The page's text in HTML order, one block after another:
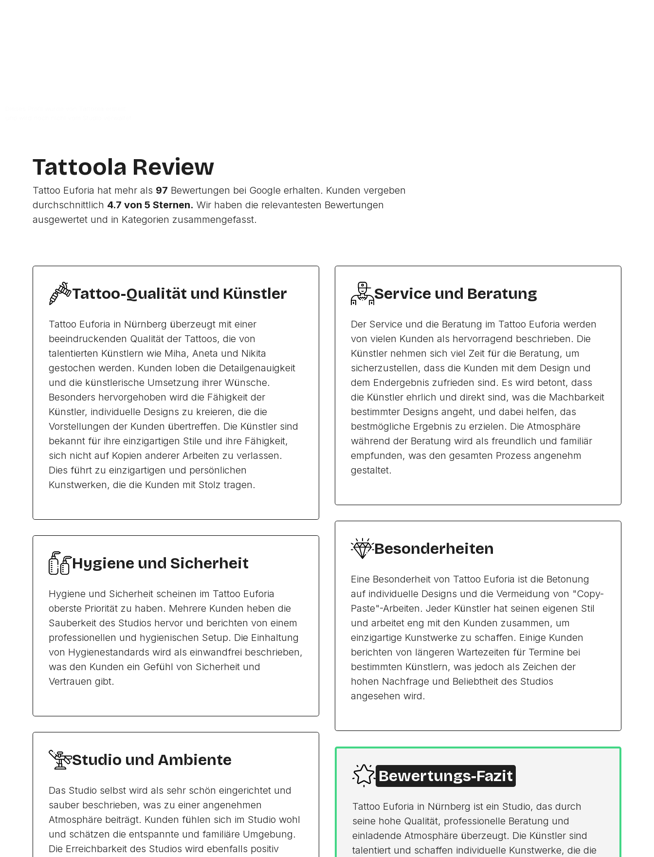
Tattoola Review
Tattoo Euforia hat mehr als 97 Bewertungen bei Google erhalten. Kunden vergeben
durchschnittlich 4.7 von 5 Sternen. Wir haben die relevantesten Bewertungen
ausgewertet und in Kategorien zusammengefasst.
Tattoo-Qualität und Künstler
Tattoo Euforia in Nürnberg überzeugt mit einer
beeindruckenden Qualität der Tattoos, die von
talentierten Künstlern wie Miha, Aneta und Nikita
gestochen werden. Kunden loben die Detailgenauigkeit
und die künstlerische Umsetzung ihrer Wünsche.
Besonders hervorgehoben wird die Fähigkeit der
Künstler, individuelle Designs zu kreieren, die die
Vorstellungen der Kunden übertreffen. Die Künstler sind
bekannt für ihre einzigartigen Stile und ihre Fähigkeit,
sich nicht auf Kopien anderer Arbeiten zu verlassen.
Dies führt zu einzigartigen und persönlichen
Kunstwerken, die die Kunden mit Stolz tragen.
Hygiene und Sicherheit
Hygiene und Sicherheit scheinen im Tattoo Euforia
oberste Priorität zu haben. Mehrere Kunden heben die
Sauberkeit des Studios hervor und berichten von einem
professionellen und hygienischen Setup. Die Einhaltung
von Hygienestandards wird als einwandfrei beschrieben,
was den Kunden ein Gefühl von Sicherheit und
Vertrauen gibt.
Studio und Ambiente
Das Studio selbst wird als sehr schön eingerichtet und
sauber beschrieben, was zu einer angenehmen
Atmosphäre beiträgt. Kunden fühlen sich im Studio wohl
und schätzen die entspannte und familiäre Umgebung.
Die Erreichbarkeit des Studios wird ebenfalls positiv
Service und Beratung
Der Service und die Beratung im Tattoo Euforia werden
von vielen Kunden als hervorragend beschrieben. Die
Künstler nehmen sich viel Zeit für die Beratung, um
sicherzustellen, dass die Kunden mit dem Design und
dem Endergebnis zufrieden sind. Es wird betont, dass
die Künstler ehrlich und direkt sind, was die Machbarkeit
bestimmter Designs angeht, und dabei helfen, das
bestmögliche Ergebnis zu erzielen. Die Atmosphäre
während der Beratung wird als freundlich und familiär
empfunden, was den gesamten Prozess angenehm
gestaltet.
Besonderheiten
Eine Besonderheit von Tattoo Euforia ist die Betonung
auf individuelle Designs und die Vermeidung von "Copy-
Paste"-Arbeiten. Jeder Künstler hat seinen eigenen Stil
und arbeitet eng mit den Kunden zusammen, um
einzigartige Kunstwerke zu schaffen. Einige Kunden
berichten von längeren Wartezeiten für Termine bei
bestimmten Künstlern, was jedoch als Zeichen der
hohen Nachfrage und Beliebtheit des Studios
angesehen wird.
Bewertungs-Fazit
Tattoo Euforia in Nürnberg ist ein Studio, das durch
seine hohe Qualität, professionelle Beratung und
einladende Atmosphäre überzeugt. Die Künstler sind
talentiert und schaffen individuelle Kunstwerke, die die